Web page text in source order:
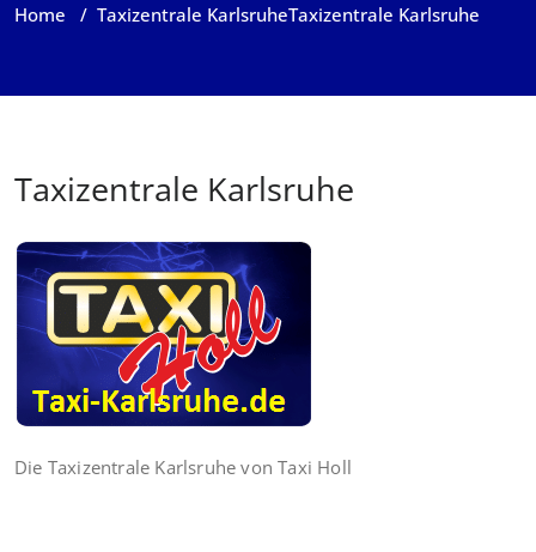
Home / Taxizentrale KarlsruheTaxizentrale Karlsruhe
Taxizentrale Karlsruhe
Die Taxizentrale Karlsruhe von Taxi Holl